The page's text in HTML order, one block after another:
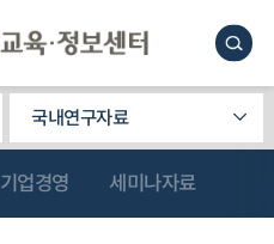
국내연구자료
기업경영 세미나자료